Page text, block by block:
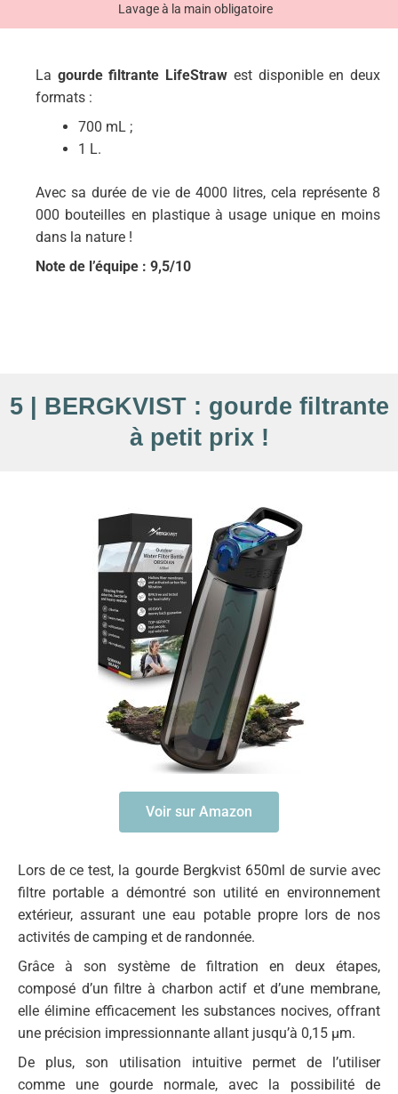
Lavage à la main obligatoire
La gourde filtrante LifeStraw est disponible en deux
formats :
700 mL ;
1 L.
Avec sa durée de vie de 4000 litres, cela représente 8
000 bouteilles en plastique à usage unique en moins
dans la nature !
Note de l’équipe : 9,5/10
5 | BERGKVIST : gourde filtrante
à petit prix !
Voir sur Amazon
Lors de ce test, la gourde Bergkvist 650ml de survie avec
filtre portable a démontré son utilité en environnement
extérieur, assurant une eau potable propre lors de nos
activités de camping et de randonnée.
Grâce à son système de filtration en deux étapes,
composé d’un filtre à charbon actif et d’une membrane,
elle élimine efficacement les substances nocives, offrant
une précision impressionnante allant jusqu’à 0,15 µm.
De plus, son utilisation intuitive permet de l’utiliser
comme une gourde normale, avec la possibilité de